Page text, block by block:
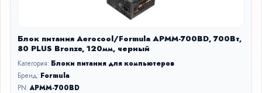
Блок питания Aerocool/Formula APMM-700BD, 700Вт,
80 PLUS Bronze, 120мм, черный
Категория: Блоки питания для компьютеров
Бренд: Formula
PN:APMM-700BD